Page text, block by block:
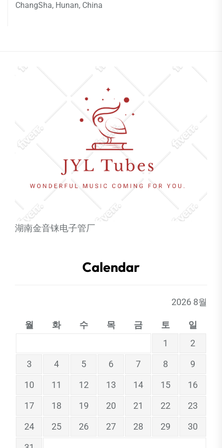
ChangSha, Hunan, China
湖南金音铼电子管厂
Calendar
2026 8월
월 화 수 목 금 토
일
1
2
3
4 5 6 7 8
9
10
11 12 13 14 15
16
17
18 19 20 21 22
23
24
25 26 27 28 29
30